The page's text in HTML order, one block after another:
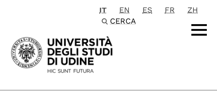
Passa al contenuto principale
IT EN ES FR
ZH
CERCA